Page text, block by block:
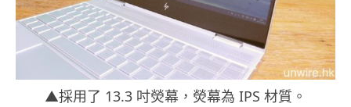
▲採用了 13.3 吋熒幕，熒幕為 IPS 材質。